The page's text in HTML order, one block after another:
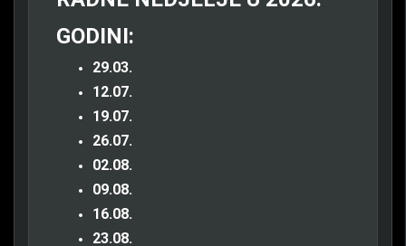
GODINI:
29.03.
12.07.
19.07.
26.07.
02.08.
09.08.
16.08.
23.08.